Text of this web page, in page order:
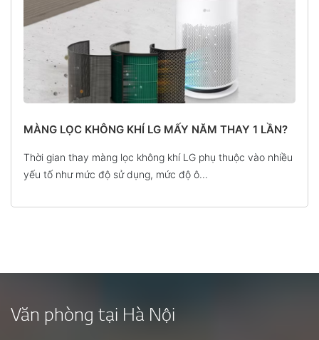
MÀNG LỌC KHÔNG KHÍ LG MẤY NĂM THAY 1 LẦN?
Thời gian thay màng lọc không khí LG phụ thuộc vào nhiều
yếu tố như mức độ sử dụng, mức độ ô...
Văn phòng tại Hà Nội